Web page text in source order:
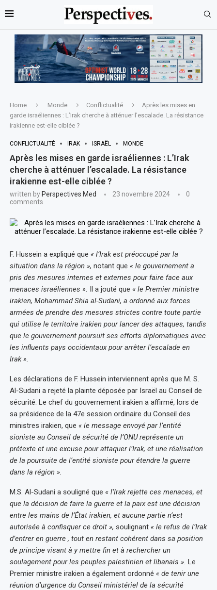
Home Monde Conflictualité
Après les mises en
garde israéliennes : L’Irak cherche à atténuer l’escalade. La résistance
irakienne est-elle ciblée ?
CONFLICTUALITÉ IRAK ISRAËL MONDE
Après les mises en garde israéliennes : L’Irak
cherche à atténuer l’escalade. La résistance
irakienne est-elle ciblée ?
written by Perspectives Med 23 novembre 2024
0
comments
F. Hussein a expliqué que « l’Irak est préoccupé par la
situation dans la région », notant que « le gouvernement a
pris des mesures internes et externes pour faire face aux
menaces israéliennes ». Il a jouté que « le Premier ministre
irakien, Mohammad Shia al-Sudani, a ordonné aux forces
armées de prendre des mesures strictes contre toute partie
qui utilise le territoire irakien pour lancer des attaques, tandis
que le gouvernement poursuit ses efforts diplomatiques avec
les influents pays occidentaux pour arrêter l’escalade en
Irak ».
Les déclarations de F. Hussein interviennent après que M. S.
Al-Sudani a rejeté la plainte déposée par Israël au Conseil de
sécurité. Le chef du gouvernement irakien a affirmé, lors de
sa présidence de la 47e session ordinaire du Conseil des
ministres irakien, que « le message envoyé par l’entité
sioniste au Conseil de sécurité de l’ONU représente un
prétexte et une excuse pour attaquer l’Irak, et une réalisation
de la poursuite de l’entité sioniste pour étendre la guerre
dans la région ».
M.S. Al-Sudani a souligné que « l’Irak rejette ces menaces, et
que la décision de faire la guerre et la paix est une décision
entre les mains de l’État irakien, et aucune partie n’est
autorisée à confisquer ce droit », soulignant « le refus de l’Irak
d’entrer en guerre , tout en restant cohérent dans sa position
de principe visant à y mettre fin et à rechercher un
soulagement pour les peuples palestinien et libanais ». Le
Premier ministre irakien a également ordonné « de tenir une
réunion d’urgence du Conseil ministériel de la sécurité